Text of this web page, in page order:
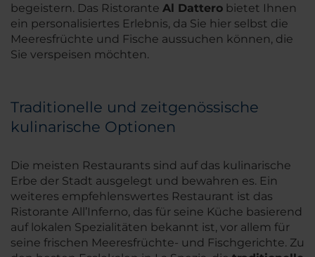
begeistern. Das Ristorante Al Dattero bietet Ihnen
ein personalisiertes Erlebnis, da Sie hier selbst die
Meeresfrüchte und Fische aussuchen können, die
Sie verspeisen möchten.
Traditionelle und zeitgenössische
kulinarische Optionen
Die meisten Restaurants sind auf das kulinarische
Erbe der Stadt ausgelegt und bewahren es. Ein
weiteres empfehlenswertes Restaurant ist das
Ristorante All’Inferno, das für seine Küche basierend
auf lokalen Spezialitäten bekannt ist, vor allem für
seine frischen Meeresfrüchte- und Fischgerichte. Zu